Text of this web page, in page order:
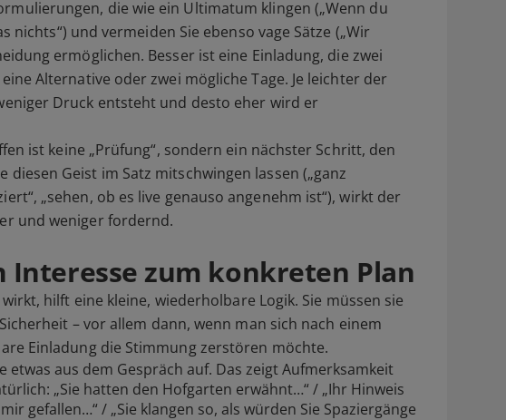
die wie ein Ultimatum klingen („Wenn du
und vermeiden Sie ebenso vage Sätze („Wir
ermöglichen. Besser ist eine Einladung, die zwei
Alternative oder zwei mögliche Tage. Je leichter der
Druck entsteht und desto eher wird er
ist keine „Prüfung“, sondern ein nächster Schritt, den
diesen Geist im Satz mitschwingen lassen („ganz
„sehen, ob es live genauso angenehm ist“), wirkt der
und weniger fordernd.
Interesse zum konkreten Plan
hilft eine kleine, wiederholbare Logik. Sie müssen sie
– vor allem dann, wenn man sich nach einem
Einladung die Stimmung zerstören möchte.
etwas aus dem Gespräch auf. Das zeigt Aufmerksamkeit
„Sie hatten den Hofgarten erwähnt…“ / „Ihr Hinweis
gefallen…“ / „Sie klangen so, als würden Sie Spaziergänge